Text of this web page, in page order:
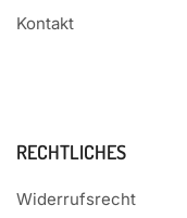
Kontakt
RECHTLICHES
Widerrufsrecht